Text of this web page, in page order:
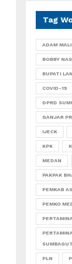
Tag
ADAM
BOBBY
BUPATI
COVID-19
DPRD
GANJAR
IJECK
KPK
MEDAN
PAKPAK
PEMKAB
PEMKO
PERTAMINA
SUMBAGUT
PLN